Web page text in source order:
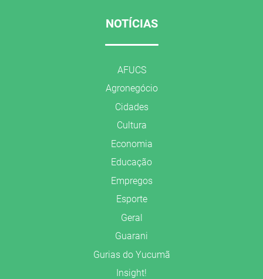
NOTÍCIAS
AFUCS
Agronegócio
Cidades
Cultura
Economia
Educação
Empregos
Esporte
Geral
Guarani
Gurias do Yucumã
Insight!